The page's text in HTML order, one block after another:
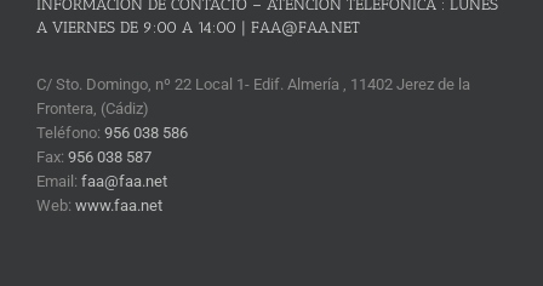
INFORMACIÓN DE CONTACTO – ATENCIÓN TELEFÓNICA : LUNES
A VIERNES DE 9:00 A 14:00 | FAA@FAA.NET
C/ Sto. Domingo, nº 22 Local 1- Edif. Almería , 11402 Jerez de la
Frontera, (Cádiz)
Teléfono: 956 038 586
Fax: 956 038 587
Email: faa@faa.net
Web: www.faa.net